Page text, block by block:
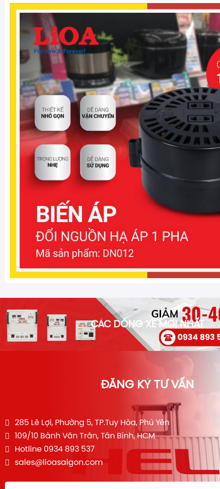
CÁC DÒNG XE MỚI NHẤT
ĐĂNG KÝ TƯ VẤN
285 Lê Lợi, Phường 5, TP.Tuy Hòa, Phú Yên
109/10 Bành Văn Trân, Tân Bình, HCM
Hotline 0934 893 537
sales@lioasaigon.com